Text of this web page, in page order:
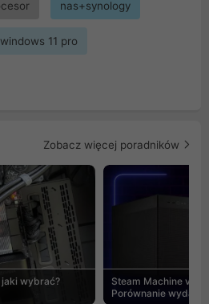
nas+synology
windows 11 pro
Zobacz więcej poradników
wybrać?
Steam Machine vs
Porównanie